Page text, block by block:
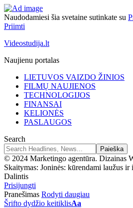
Naudodamiesi šia svetaine sutinkate su
Priimti
Videostudija.lt
Naujienu portalas
LIETUVOS VAIZDO ŽINIOS
FILMŲ NAUJIENOS
TECHNOLOGIJOS
FINANSAI
KELIONĖS
PASLAUGOS
Search
© 2024 Marketingo agentūra. Dizainas
Skaitymas: Joninės: kūrendami laužus ir
Dalintis
Prisijungti
Pranešimas Rodyti daugiau
Šrifto dydžio keitiklisAa